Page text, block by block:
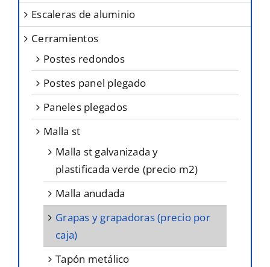
página
de
producto
escaleras de aluminio
cerramientos
postes redondos
postes panel plegado
paneles plegados
malla st
malla st galvanizada y
plastificada verde (precio m2)
malla anudada
grapas y grapadoras (precio por
caja)
tapón metálico